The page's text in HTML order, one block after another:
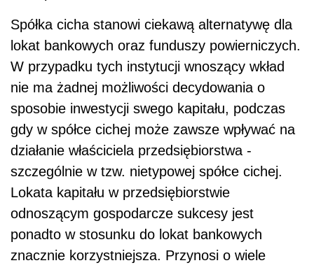
Spółka cicha stanowi ciekawą alternatywę dla
lokat bankowych oraz funduszy powierniczych.
W przypadku tych instytucji wnoszący wkład
nie ma żadnej możliwości decydowania o
sposobie inwestycji swego kapitału, podczas
gdy w spółce cichej może zawsze wpływać na
działanie właściciela przedsiębiorstwa -
szczególnie w tzw. nietypowej spółce cichej.
Lokata kapitału w przedsiębiorstwie
odnoszącym gospodarcze sukcesy jest
ponadto w stosunku do lokat bankowych
znacznie korzystniejsza. Przynosi o wiele